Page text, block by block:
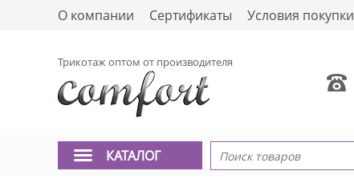
О компании Сертификаты Условия покупки
Трикотаж оптом от производителя
КАТАЛОГ